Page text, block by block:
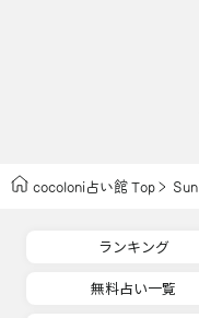
cocoloni占い館 Top Sun
ランキング
無料占い一覧